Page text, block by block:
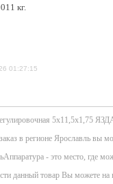
кг.
01:27:15
5х11,5х1,75
в регионе Ярославль вы
- это место, где
данный товар Вы можете на